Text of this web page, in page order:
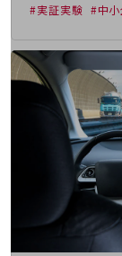
おすすめの機種、料
製品
製品TOP
ビジネス向けスマ
タフネススマート
データ通信製品
ドコモケータイ
5G対応ホームルー
#実証実験 #中